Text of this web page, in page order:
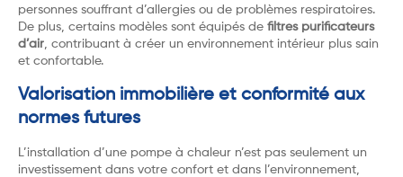
personnes souffrant d’allergies ou de problèmes respiratoires.
De plus, certains modèles sont équipés de filtres purificateurs
d’air, contribuant à créer un environnement intérieur plus sain
et confortable.
Valorisation immobilière et conformité aux
normes futures
L’installation d’une pompe à chaleur n’est pas seulement un
investissement dans votre confort et dans l’environnement,